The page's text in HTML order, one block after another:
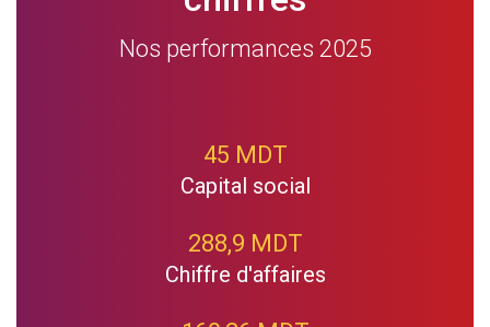
Nos performances 2025
45 MDT
Capital social
288,9 MDT
Chiffre d'affaires